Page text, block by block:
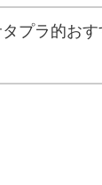
プラ的お